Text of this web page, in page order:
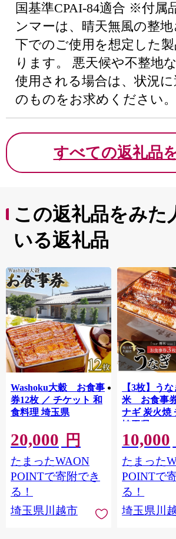
国基準CPAI-84適合 ※付属
ンマーは、晴天無風の整
下でのご使用を想定した
ります。 悪天候や不整地
使用される場合は、状況
のものをお求めください。
すべての返礼品
この返礼品をみた
いる返礼品
Washoku大穀 お食事
券12枚 ／ チケット 和
食料理 埼玉県
20,000 円
たまったWAON
POINTで寄附でき
る！
埼玉県川越市
【3枚】う
米 お食事
ナギ 炭火焼
埼玉県
10,000
たまった
POINTで
る！
埼玉県川